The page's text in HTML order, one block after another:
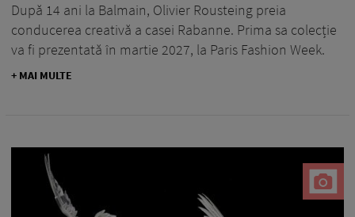
După 14 ani la Balmain, Olivier Rousteing preia
conducerea creativă a casei Rabanne. Prima sa colecție
va fi prezentată în martie 2027, la Paris Fashion Week.
+ MAI MULTE